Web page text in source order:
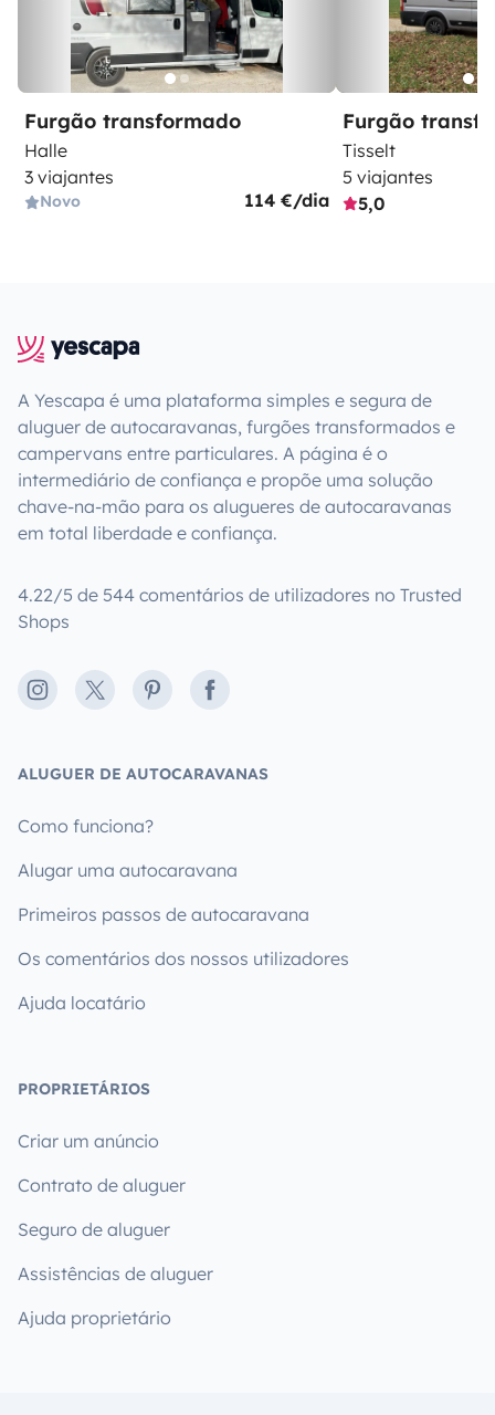
Furgão transformado
Halle
3 viajantes
Novo 114 €/dia
Furgão
Tisselt
5 viajantes
5,0
A Yescapa é uma plataforma simples e segura de
aluguer de autocaravanas, furgões transformados e
campervans entre particulares. A página é o
intermediário de confiança e propõe uma solução
chave-na-mão para os alugueres de autocaravanas
em total liberdade e confiança.
4.22/5 de 544 comentários de utilizadores no Trusted
Shops
Instagram
X PinterestFacebook
ALUGUER DE AUTOCARAVANAS
Como funciona?
Alugar uma autocaravana
Primeiros passos de autocaravana
Os comentários dos nossos utilizadores
Ajuda locatário
PROPRIETÁRIOS
Criar um anúncio
Contrato de aluguer
Seguro de aluguer
Assistências de aluguer
Ajuda proprietário